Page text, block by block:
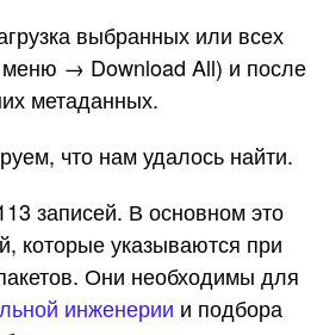
выбранных или всех
→ Download All) и после
метаданных.
что нам удалось найти.
записей. В основном это
которые указываются при
Они необходимы для
инженерии и подбора